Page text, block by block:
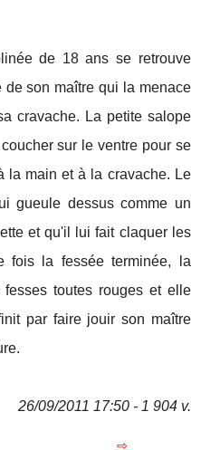
de 18 ans se retrouve
son maître qui la menace
cravache. La petite salope
sur le ventre pour se
la main et à la cravache. Le
gueule dessus comme un
et qu'il lui fait claquer les
fois la fessée terminée, la
toutes rouges et elle
par faire jouir son maître
26/09/2011 17:50 - 1 904 v.